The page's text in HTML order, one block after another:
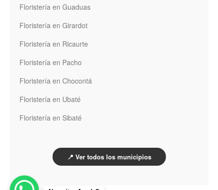
Floristería en Guaduas
Floristería en Girardot
Floristería en Ricaurte
Floristería en Pacho
Floristería en Chocontá
Floristería en Ubaté
Floristería en Sibaté
📍 Ver todos los municipios